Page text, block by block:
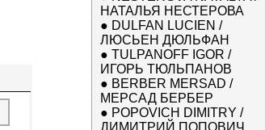
НАТАЛЬЯ НЕСТЕРОВА
● DULFAN LUCIEN /
ЛЮСЬЕН ДЮЛЬФАН
● TULPANOFF IGOR /
ИГОРЬ ТЮЛЬПАНОВ
● BERBER MERSAD /
МЕРСАД БЕРБЕР
● POPOVICH DIMITRY /
ДИМИТРИЙ ПОПОВИЧ